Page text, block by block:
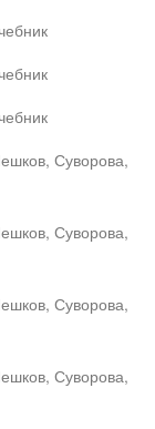
Суворова,
Суворова,
Суворова,
Суворова,